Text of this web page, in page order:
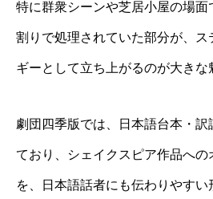
特に群衆シーンや芝居小屋の場面
割りで処理されていた部分が、
ギーとして立ち上がるのが大きな
劇団四季版では、日本語台本・
ており、シェイクスピア作品へ
を、日本語話者にも伝わりやすい